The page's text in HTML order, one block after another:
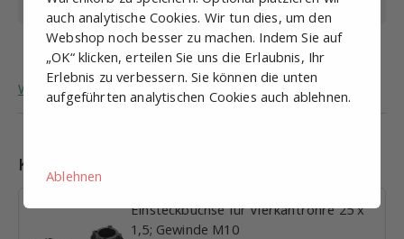
Gesamthöhe
85 mm
Max. vertikale Last
1000 kg
Weitere allgemeine Informationen zu Stellfüßen.
Kombinationen
Einsteckbuchse für Vierkantrohre 25 x
1,5; Gewinde M10
auch analytische Cookies. Wir tun dies, um den
Webshop noch besser zu machen. Indem Sie auf
„OK“ klicken, erteilen Sie uns die Erlaubnis, Ihr
Erlebnis zu verbessern. Sie können die unten
aufgeführten analytischen Cookies auch ablehnen.
Ablehnen